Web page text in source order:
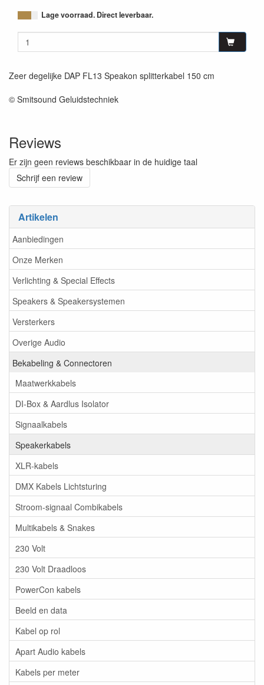
Artikelen
Aanbiedingen
Onze Merken
Verlichting & Special Effects
Speakers & Speakersystemen
Versterkers
Overige Audio
Bekabeling & Connectoren
Maatwerkkabels
DI-Box & Aardlus Isolator
Signaalkabels
Speakerkabels
XLR-kabels
DMX Kabels Lichtsturing
Stroom-signaal Combikabels
Multikabels & Snakes
230 Volt
230 Volt Draadloos
PowerCon kabels
Beeld en data
Kabel op rol
Apart Audio kabels
Kabels per meter
Lage voorraad. Direct leverbaar.
Zeer degelijke DAP FL13 Speakon splitterkabel 150 cm
© Smitsound Geluidstechniek
Reviews
Er zijn geen reviews beschikbaar in de huidige taal
Schrijf een review